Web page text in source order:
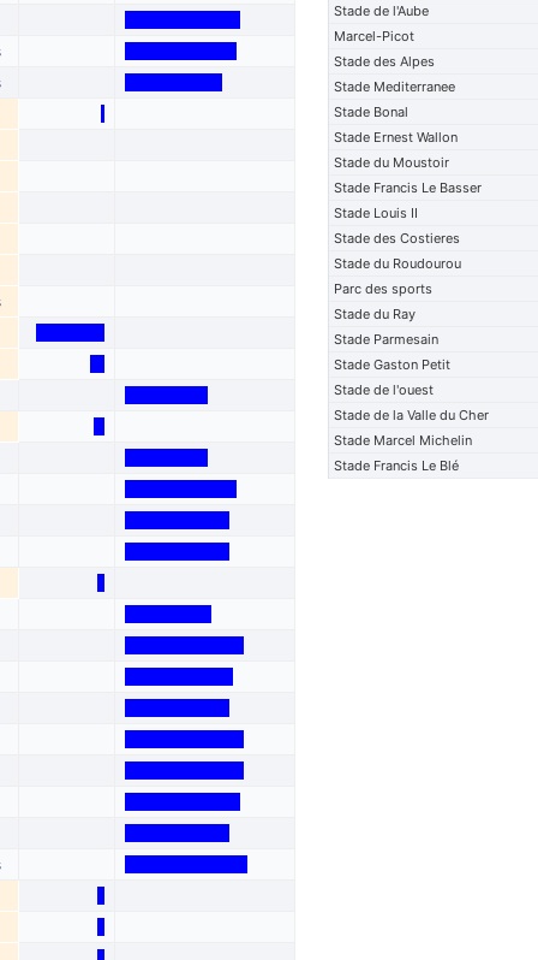
Stade de l'Aube
Marcel-Picot
Stade des Alpes
Stade Mediterranee
Stade Bonal
Stade Ernest Wallon
Stade du Moustoir
Stade Francis Le Basser
Stade Louis II
Stade des Costieres
Stade du Roudourou
Parc des sports
Stade du Ray
Stade Parmesain
Stade Gaston Petit
Stade de l'ouest
Stade de la Valle du Cher
Stade Marcel Michelin
Stade Francis Le Blé